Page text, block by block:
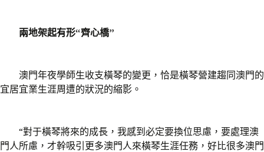
兩地架起有形“齊心橋”
澳門年夜學師生收支橫琴的變更，恰是橫琴營建趨同澳門的
宜居宜業生涯周遭的狀況的縮影。
“對于橫琴將來的成長，我感到必定要換位思慮，要處理澳
門人所慮，才幹吸引更多澳門人來橫琴生涯任務，好比很多澳門